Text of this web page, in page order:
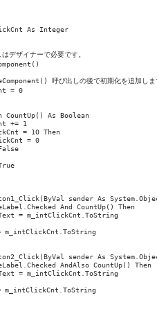
As Integer
デザイナーで必要です。
呼び出しの後で初期化を追加しま
= 0
CountUp() As Boolean
+= 1
= 10 Then
= 0
sender As
And CountUp() Then
= m_intClickCnt.ToString
sender As
AndAlso CountUp() Then
= m_intClickCnt.ToString